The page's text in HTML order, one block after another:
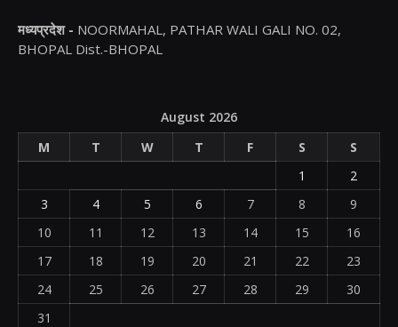
मध्यप्रदेश - NOORMAHAL, PATHAR WALI GALI NO. 02,
BHOPAL Dist.-BHOPAL
August 2026
M
T W T F S
S
1
2
3
4 5 6 7 8
9
10
11 12 13 14 15
16
17
18 19 20 21 22
23
24
25 26 27 28 29
30
31